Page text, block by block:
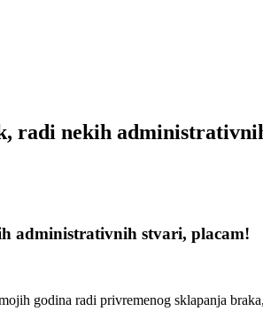
radi nekih
administrativnih stvari, placam!
godina radi privremenog sklapanja